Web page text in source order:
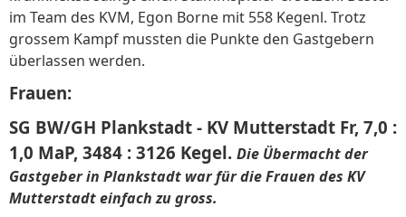
im Team des KVM, Egon Borne mit 558 Kegenl. Trotz
grossem Kampf mussten die Punkte den Gastgebern
überlassen werden.
Frauen:
SG BW/GH Plankstadt - KV Mutterstadt Fr, 7,0 :
1,0 MaP, 3484 : 3126 Kegel. Die Übermacht der
Gastgeber in Plankstadt war für die Frauen des KV
Mutterstadt einfach zu gross.